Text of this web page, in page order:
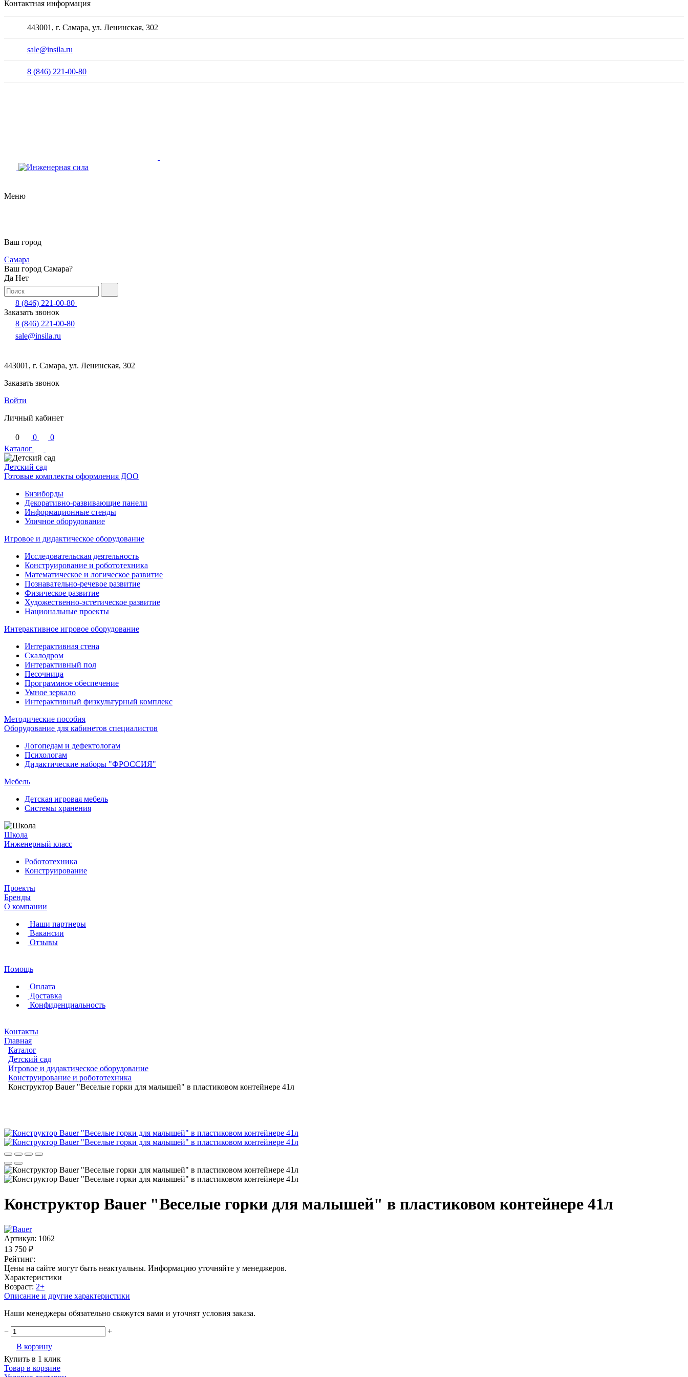
Контактная информация
443001, г. Самара, ул. Ленинская, 302
sale@insila.ru
8 (846) 221-00-80
Меню
Ваш город
Самара
Ваш город Самара?
Да Нет
8 (846) 221-00-80
Заказать звонок
8 (846) 221-00-80
sale@insila.ru
443001, г. Самара, ул. Ленинская, 302
Заказать звонок
Войти
Личный кабинет
0 0
0
Каталог
Детский сад
Готовые комплекты оформления ДОО
Бизиборды
Декоративно-развивающие панели
Информационные стенды
Уличное оборудование
Игровое и дидактическое оборудование
Исследовательская деятельность
Конструирование и робототехника
Математическое и логическое развитие
Познавательно-речевое развитие
Физическое развитие
Художественно-эстетическое развитие
Национальные проекты
Интерактивное игровое оборудование
Интерактивная стена
Скалодром
Интерактивный пол
Песочница
Программное обеспечение
Умное зеркало
Интерактивный физкультурный комплекс
Методические пособия
Оборудование для кабинетов специалистов
Логопедам и дефектологам
Психологам
Дидактические наборы "ФРОССИЯ"
Мебель
Детская игровая мебель
Системы хранения
Школа
Инженерный класс
Робототехника
Конструирование
Проекты
Бренды
О компании
Наши партнеры
Вакансии
Отзывы
Помощь
Оплата
Доставка
Конфиденциальность
Контакты
Главная
Каталог
Детский сад
Игровое и дидактическое оборудование
Конструирование и робототехника
Конструктор Bauer "Веселые горки для малышей" в пластиковом контейнере 41л
Конструктор Bauer "Веселые горки для малышей" в пластиковом контейнере 41л
Артикул: 1062
13 750 ₽
Рейтинг:
Цены на сайте могут быть неактуальны. Информацию уточняйте у менеджеров.
Характеристики
Возраст: 2+
Описание и другие характеристики
Наши менеджеры обязательно свяжутся вами и уточнят условия заказа.
−
+
В корзину
Купить в 1 клик
Товар в корзине